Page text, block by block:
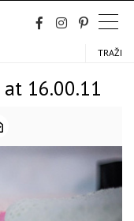
TRAŽI
16.00.11